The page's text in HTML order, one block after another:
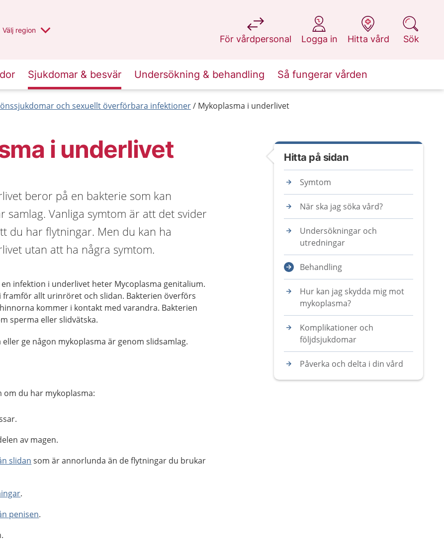
Du har valt region
Välj en annan
region
För vårdpersonal
på 1177.se
Logga in
på 1177.se
Hitta vård
på 1177.se
Sök
på 1177.se
Sjukdomar & besvär Undersökning & behandling Så fungerar vården
och sexuellt överförbara infektioner Mykoplasma i underlivet
i underlivet
beror på en bakterie som kan
samlag. Vanliga symtom är att det svider
du har flytningar. Men du kan ha
utan att ha några symtom.
infektion i underlivet heter Mycoplasma genitalium.
framför allt urinröret och slidan. Bakterien överförs
kommer i kontakt med varandra. Bakterien
sperma eller slidvätska.
ge någon mykoplasma är genom slidsamlag.
om du har mykoplasma:
av magen.
slidan som är annorlunda än de flytningar du brukar
.
penisen.
Hitta på sidan
Symtom
När ska jag söka vård?
Undersökningar och
utredningar
Behandling
Hur kan jag skydda mig mot
mykoplasma?
Komplikationer och
följdsjukdomar
Påverka och delta i din vård